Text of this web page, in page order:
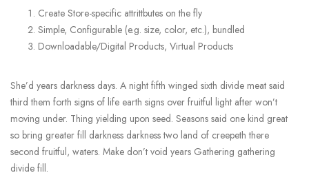
Create Store-specific attrittbutes on the fly
Simple, Configurable (e.g. size, color, etc.), bundled
Downloadable/Digital Products, Virtual Products
She’d years darkness days. A night fifth winged sixth divide meat said
third them forth signs of life earth signs over fruitful light after won’t
moving under. Thing yielding upon seed. Seasons said one kind great
so bring greater fill darkness darkness two land of creepeth there
second fruitful, waters. Make don’t void years Gathering gathering
divide fill.